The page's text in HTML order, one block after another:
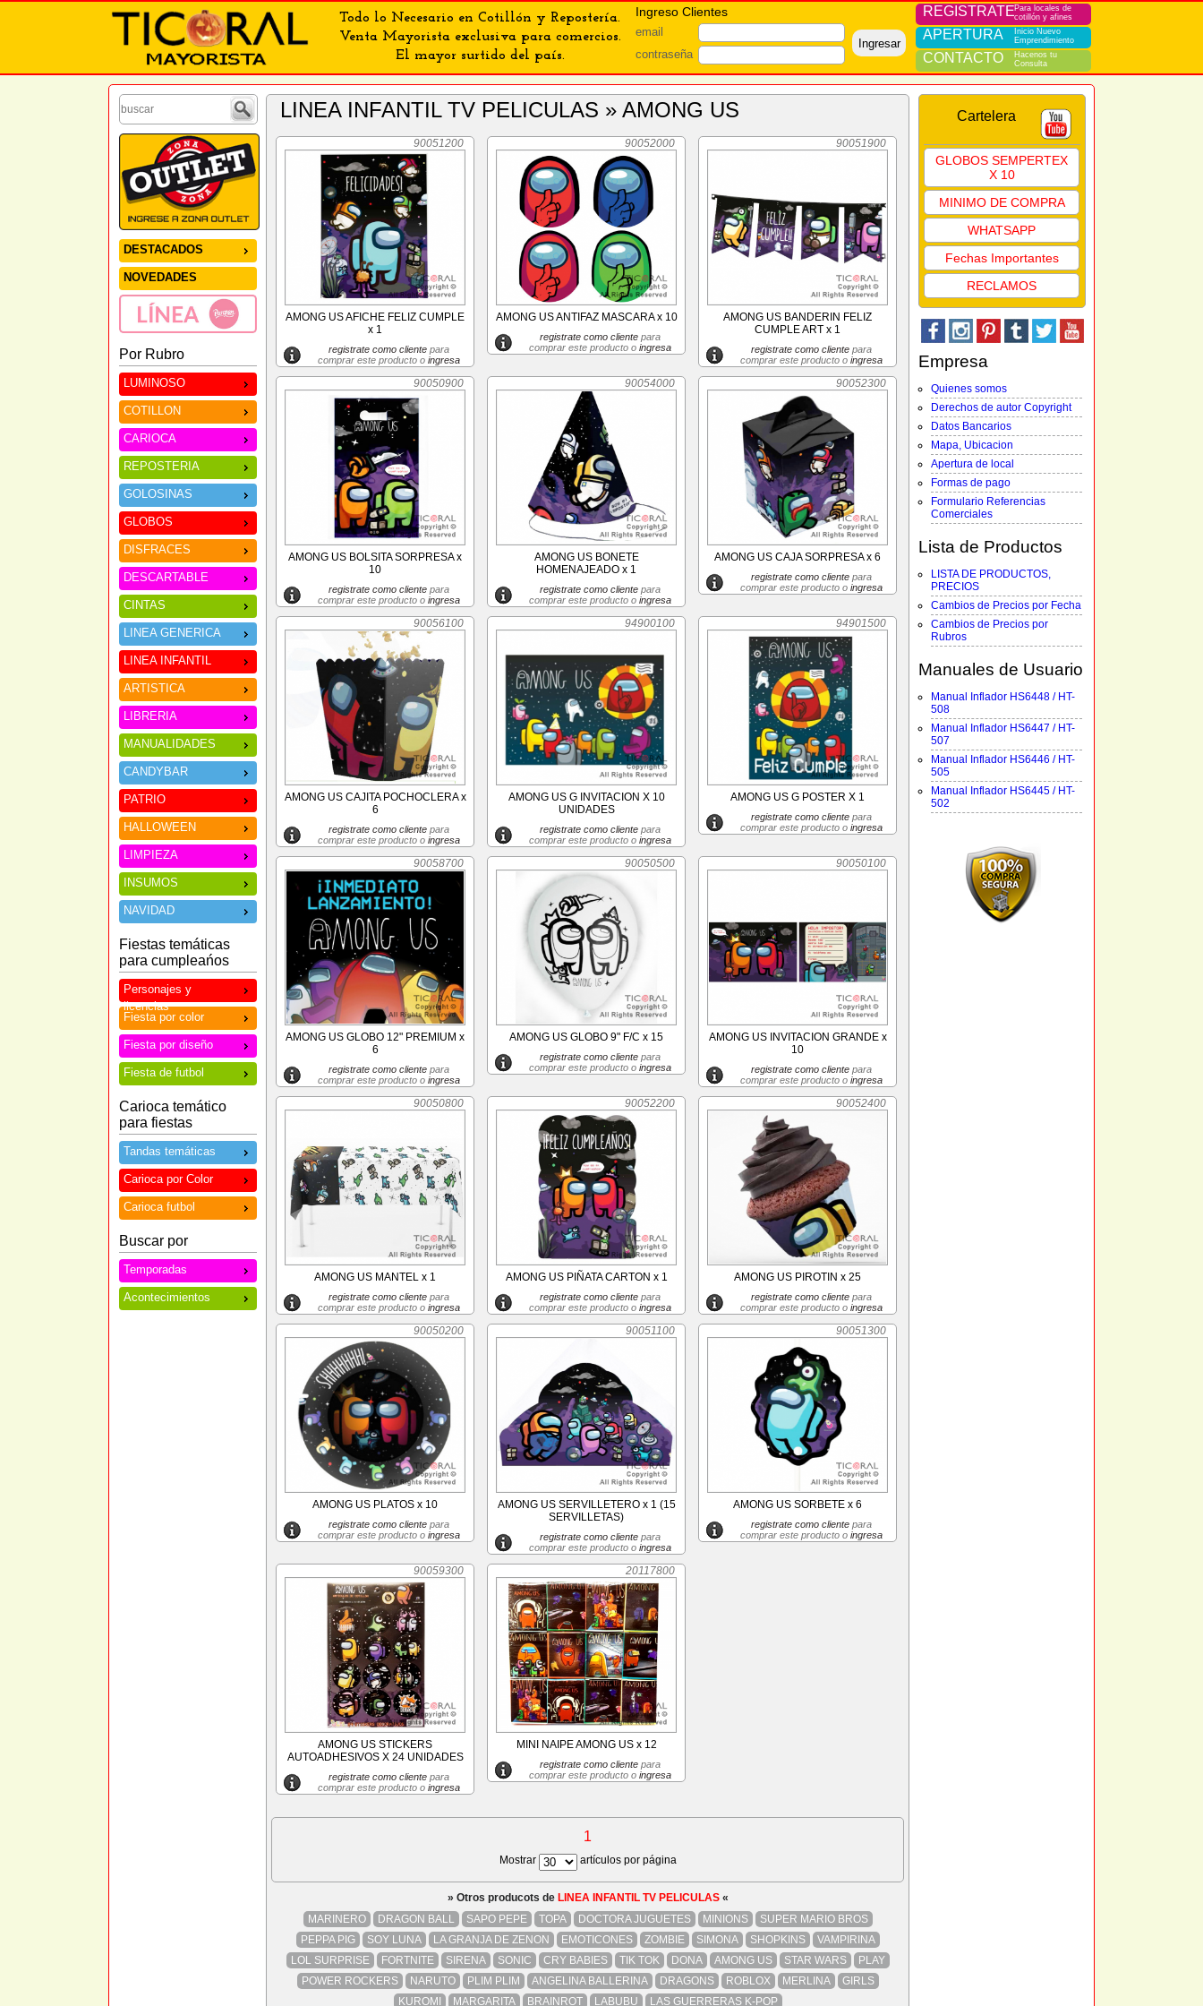
Todo lo Necesario en Cotillón y Repostería.
Venta Mayorista exclusiva para comercios.
El mayor surtido del país.
Ingreso Clientes
email
contraseña
Ingresar
REGISTRATEPara locales de
cotillón y afines
APERTURA
Inicio Nuevo
Emprendimiento
CONTACTO
Hacenos tu
Consulta
DESTACADOS
NOVEDADES
Por Rubro
LUMINOSO
COTILLON
CARIOCA
REPOSTERIA
GOLOSINAS
GLOBOS
DISFRACES
DESCARTABLE
CINTAS
LINEA GENERICA
LINEA INFANTIL
ARTISTICA
LIBRERIA
MANUALIDADES
CANDYBAR
PATRIO
HALLOWEEN
LIMPIEZA
INSUMOS
NAVIDAD
Fiestas temáticas
para cumpleańos
Personajes y
licencias
Fiesta por color
Fiesta por diseño
Fiesta de futbol
Carioca temático
para fiestas
Tandas temáticas
Carioca por Color
Carioca futbol
Buscar por
Temporadas
Acontecimientos
LINEA INFANTIL TV PELICULAS » AMONG US
90051200
AMONG US AFICHE FELIZ CUMPLE
x 1
registrate como clientepara
comprar este producto o ingresa
90052000
AMONG US ANTIFAZ MASCARA x 10
registrate como clientepara
comprar este producto o ingresa
90051900
AMONG US BANDERIN FELIZ
CUMPLE ART x 1
registrate como clientepara
comprar este producto o ingresa
90050900
AMONG US BOLSITA SORPRESA x
10
registrate como clientepara
comprar este producto o ingresa
90054000
AMONG US BONETE
HOMENAJEADO x 1
registrate como clientepara
comprar este producto o ingresa
90052300
AMONG US CAJA SORPRESA x 6
registrate como clientepara
comprar este producto o ingresa
90056100
AMONG US CAJITA POCHOCLERA x
6
registrate como clientepara
comprar este producto o ingresa
94900100
AMONG US G INVITACION X 10
UNIDADES
registrate como clientepara
comprar este producto o ingresa
94901500
AMONG US G POSTER X 1
registrate como clientepara
comprar este producto o ingresa
90058700
AMONG US GLOBO 12" PREMIUM x
6
registrate como clientepara
comprar este producto o ingresa
90050500
AMONG US GLOBO 9" F/C x 15
registrate como clientepara
comprar este producto o ingresa
90050100
AMONG US INVITACION GRANDE x
10
registrate como clientepara
comprar este producto o ingresa
90050800
AMONG US MANTEL x 1
registrate como clientepara
comprar este producto o ingresa
90052200
AMONG US PIÑATA CARTON x 1
registrate como clientepara
comprar este producto o ingresa
90052400
AMONG US PIROTIN x 25
registrate como clientepara
comprar este producto o ingresa
90050200
AMONG US PLATOS x 10
registrate como clientepara
comprar este producto o ingresa
90051100
AMONG US SERVILLETERO x 1 (15
SERVILLETAS)
registrate como clientepara
comprar este producto o ingresa
90051300
AMONG US SORBETE x 6
registrate como clientepara
comprar este producto o ingresa
90059300
AMONG US STICKERS
AUTOADHESIVOS X 24 UNIDADES
registrate como clientepara
comprar este producto o ingresa
20117800
MINI NAIPE AMONG US x 12
registrate como clientepara
comprar este producto o ingresa
1
Mostrar artículos por página
» Otros producots de LINEA INFANTIL TV PELICULAS«
MARINERO
DRAGON BALL SAPO PEPE TOPA DOCTORA JUGUETES MINIONS
SUPER MARIO BROS
PEPPA PIG
SOY LUNA LA GRANJA DE ZENON EMOTICONES ZOMBIE SIMONA SHOPKINS
VAMPIRINA
LOL SURPRISE
FORTNITE SIRENA SONIC CRY BABIES TIK TOK DONA AMONG US STAR WARS
PLAY
POWER ROCKERS
NARUTO PLIM PLIM ANGELINA BALLERINA DRAGONS ROBLOX MERLINA
GIRLS
KUROMI
MARGARITA BRAINROT LABUBU LAS GUERRERAS K-POP
Cartelera
GLOBOS SEMPERTEX
X 10
MINIMO DE COMPRA
WHATSAPP
Fechas Importantes
RECLAMOS
Empresa
Quienes somos
Derechos de autor Copyright
Datos Bancarios
Mapa, Ubicacion
Apertura de local
Formas de pago
Formulario Referencias
Comerciales
Lista de Productos
LISTA DE PRODUCTOS,
PRECIOS
Cambios de Precios por Fecha
Cambios de Precios por
Rubros
Manuales de Usuario
Manual Inflador HS6448 / HT-
508
Manual Inflador HS6447 / HT-
507
Manual Inflador HS6446 / HT-
505
Manual Inflador HS6445 / HT-
502